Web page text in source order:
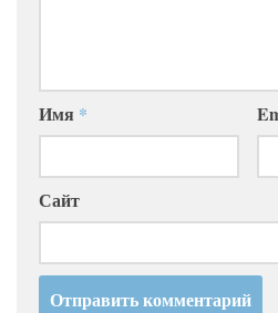
Имя *
Сайт